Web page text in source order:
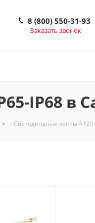
8 (800) 550-31-93
Заказать звонок
IP68 в
- Светодиодные ленты A120